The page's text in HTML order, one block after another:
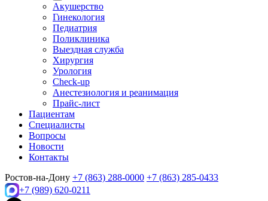
Акушерство
Гинекология
Педиатрия
Поликлиника
Выездная служба
Хирургия
Урология
Check-up
Анестезиология и реанимация
Прайс-лист
Пациентам
Специалисты
Вопросы
Новости
Контакты
Ростов-на-Дону +7 (863) 288-0000 +7 (863) 285-0433
+7 (989) 620-0211